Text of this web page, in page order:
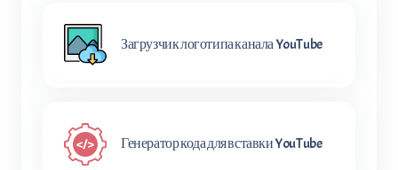
Загрузчик логотипа канала YouTube
Генератор кода для вставки YouTube